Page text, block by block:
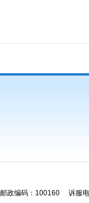
政编码：100160 诉服